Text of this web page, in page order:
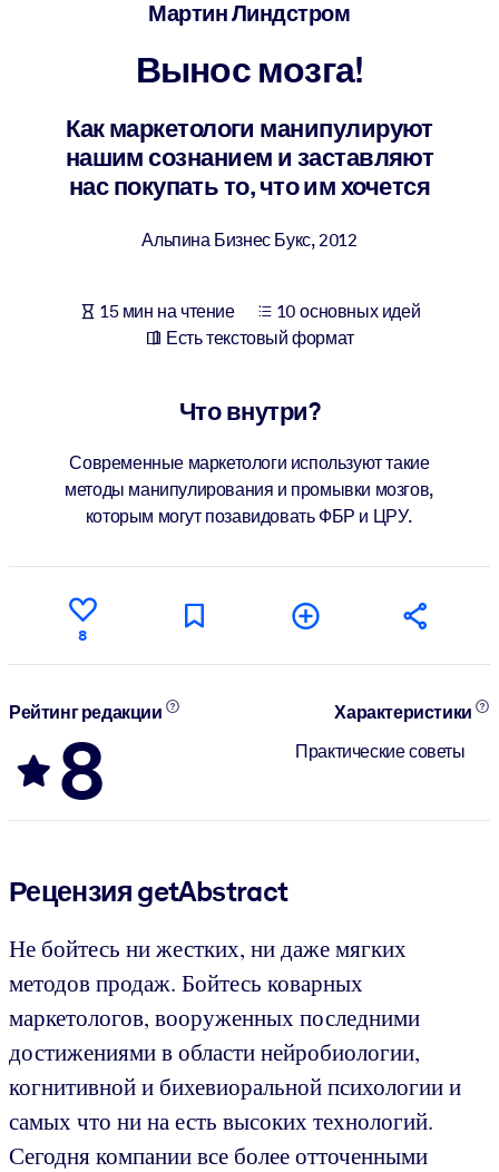
ПО СИСТЕМАМ
Интегрируйте краткие проверенные знания в вашу LMS/LXP для
лучших результатов обучения.
Для корпоративных библиотек
Обогатите корпоративную библиотеку надежными и готовыми к
Для ИИ-систем
Используйте надежные структурированные знания для
Мартин Линдстром
Вынос мозга!
Как маркетологи манипулируют
нашим сознанием и заставляют
нас покупать то, что им хочется
Альпина Бизнес Букс,2012
15 мин на чтение
10 основных идей
Есть текстовый формат
Что внутри?
Современные маркетологи используют такие
методы манипулирования и промывки мозгов,
которым могут позавидовать ФБР и ЦРУ.
8
Рейтинг редакции
8
Характеристики
Практические советы
Рецензия getAbstract
Не бойтесь ни жестких, ни даже мягких
методов продаж. Бойтесь коварных
маркетологов, вооруженных последними
достижениями в области нейробиологии,
когнитивной и бихевиоральной психологии и
самых что ни на есть высоких технологий.
Сегодня компании все более отточенными